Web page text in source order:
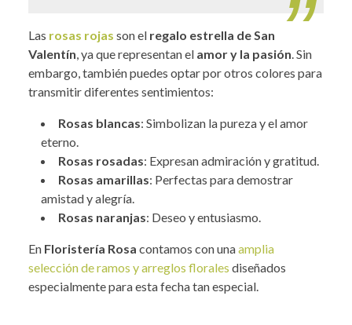
Las rosas rojas son el regalo estrella de San
Valentín, ya que representan el amor y la pasión. Sin
embargo, también puedes optar por otros colores para
transmitir diferentes sentimientos:
Rosas blancas: Simbolizan la pureza y el amor
eterno.
Rosas rosadas: Expresan admiración y gratitud.
Rosas amarillas: Perfectas para demostrar
amistad y alegría.
Rosas naranjas: Deseo y entusiasmo.
En Floristería Rosa contamos con unaamplia
selección de ramos y arreglos florales diseñados
especialmente para esta fecha tan especial.